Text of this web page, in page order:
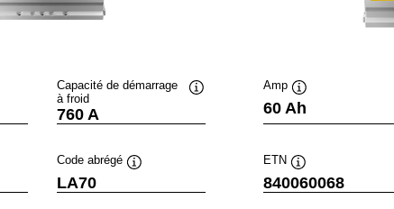
Capacité de démarrage
à froid
760 A
Code abrégé
LA70
Amp
Infobulle
60 Ah
ETN
Infobulle
840060068